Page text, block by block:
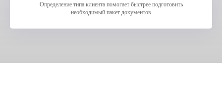
Определение типа клиента помогает быстрее подготовить
необходимый пакет документов